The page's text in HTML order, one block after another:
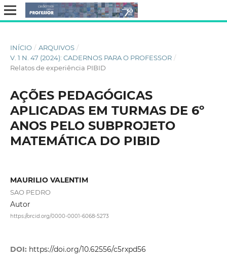
INÍCIO / ARQUIVOS /
V. 1 N. 47 (2024): CADERNOS PARA O PROFESSOR /
Relatos de experiência PIBID
AÇÕES PEDAGÓGICAS
APLICADAS EM TURMAS DE 6º
ANOS PELO SUBPROJETO
MATEMÁTICA DO PIBID
MAURILIO VALENTIM
SAO PEDRO
Autor
https://orcid.org/0000-0001-6068-5273
DOI: https://doi.org/10.62556/c5rxpd56